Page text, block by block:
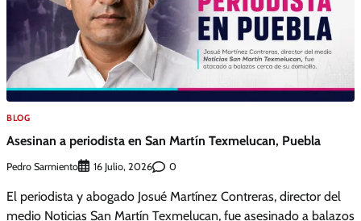
BLOG
Asesinan a periodista en San Martín Texmelucan, Puebla
Pedro Sarmiento 16 Julio, 2026 0
El periodista y abogado Josué Martínez Contreras, director del
medio Noticias San Martín Texmelucan, fue asesinado a balazos